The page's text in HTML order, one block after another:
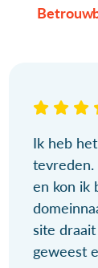
Ik heb
tevreden.
en kon ik
site
geweest